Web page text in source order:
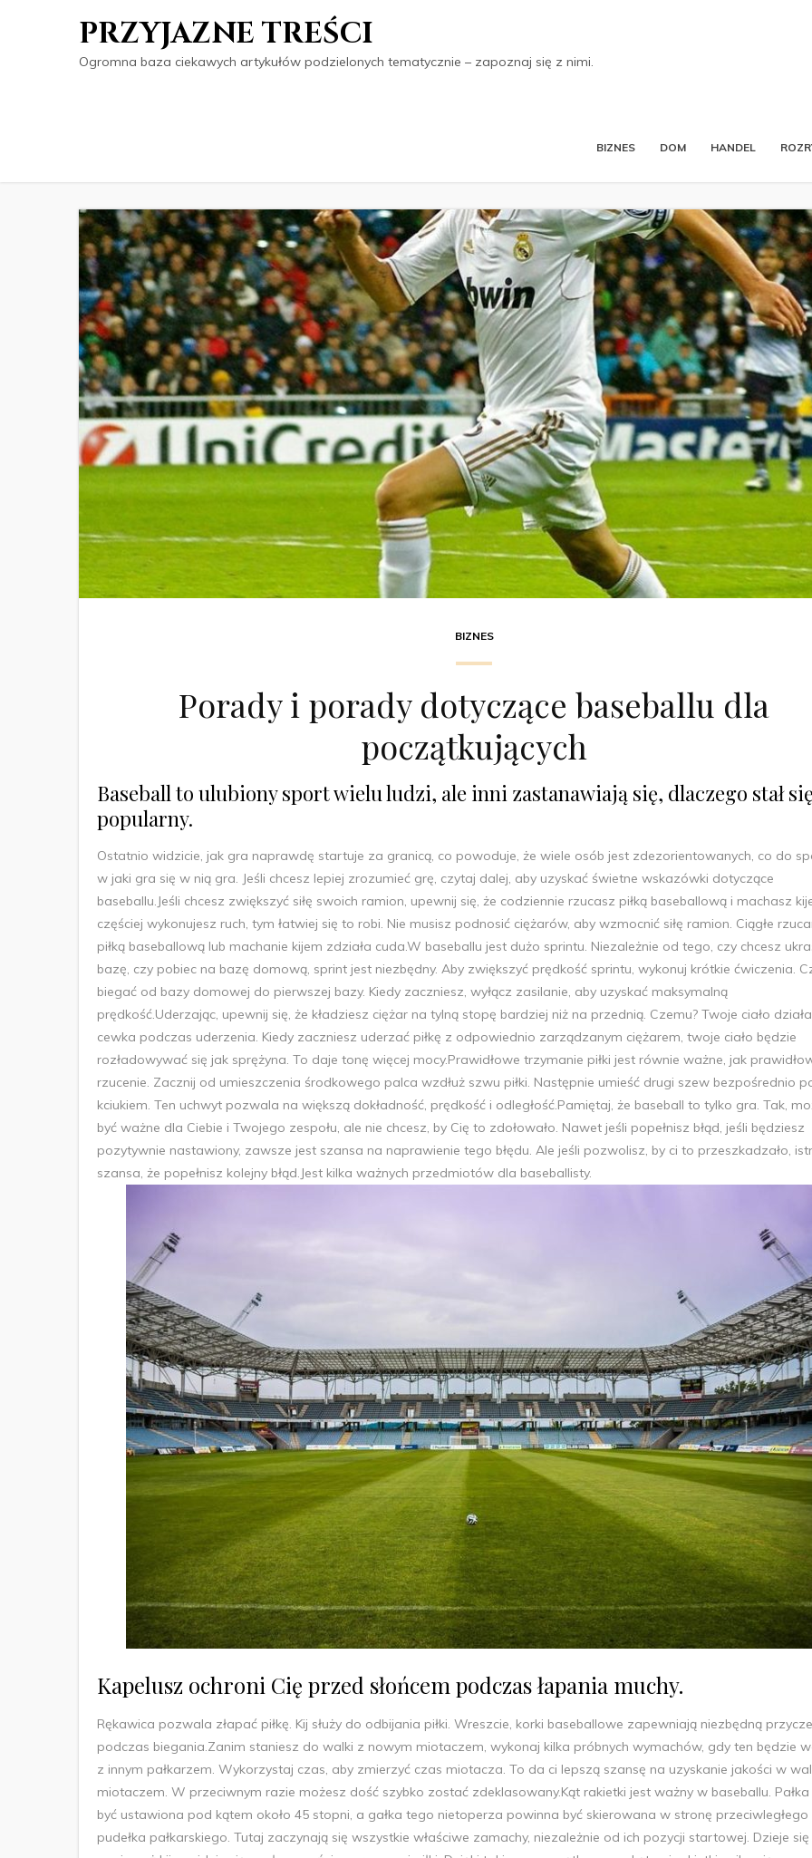
PRZYJAZNE TREŚCI
Ogromna baza ciekawych artykułów podzielonych tematycznie – zapoznaj się z nimi.
BIZNES DOM HANDEL
BIZNES
Porady i porady dotyczące baseballu dla
początkujących
Baseball to ulubiony sport wielu ludzi, ale inni zastanawiają się, dlaczego stał
popularny.
Ostatnio widzicie, jak gra naprawdę startuje za granicą, co powoduje, że wiele osób jest zdezorientowanych, co do
w jaki gra się w nią gra. Jeśli chcesz lepiej zrozumieć grę, czytaj dalej, aby uzyskać świetne wskazówki dotyczące
baseballu.Jeśli chcesz zwiększyć siłę swoich ramion, upewnij się, że codziennie rzucasz piłką baseballową i machasz
częściej wykonujesz ruch, tym łatwiej się to robi. Nie musisz podnosić ciężarów, aby wzmocnić siłę ramion. Ciągłe
piłką baseballową lub machanie kijem zdziała cuda.W baseballu jest dużo sprintu. Niezależnie od tego, czy chcesz
bazę, czy pobiec na bazę domową, sprint jest niezbędny. Aby zwiększyć prędkość sprintu, wykonuj krótkie ćwiczenia.
biegać od bazy domowej do pierwszej bazy. Kiedy zaczniesz, wyłącz zasilanie, aby uzyskać maksymalną
prędkość.Uderzając, upewnij się, że kładziesz ciężar na tylną stopę bardziej niż na przednią. Czemu? Twoje ciało
cewka podczas uderzenia. Kiedy zaczniesz uderzać piłkę z odpowiednio zarządzanym ciężarem, twoje ciało będzie
rozładowywać się jak sprężyna. To daje tonę więcej mocy.Prawidłowe trzymanie piłki jest równie ważne, jak
rzucenie. Zacznij od umieszczenia środkowego palca wzdłuż szwu piłki. Następnie umieść drugi szew bezpośrednio
kciukiem. Ten uchwyt pozwala na większą dokładność, prędkość i odległość.Pamiętaj, że baseball to tylko gra. Tak,
być ważne dla Ciebie i Twojego zespołu, ale nie chcesz, by Cię to zdołowało. Nawet jeśli popełnisz błąd, jeśli będziesz
pozytywnie nastawiony, zawsze jest szansa na naprawienie tego błędu. Ale jeśli pozwolisz, by ci to przeszkadzało,
szansa, że ​​popełnisz kolejny błąd.Jest kilka ważnych przedmiotów dla baseballisty.
Kapelusz ochroni Cię przed słońcem podczas łapania muchy.
Rękawica pozwala złapać piłkę. Kij służy do odbijania piłki. Wreszcie, korki baseballowe zapewniają niezbędną
podczas biegania.Zanim staniesz do walki z nowym miotaczem, wykonaj kilka próbnych wymachów, gdy ten będzie
z innym pałkarzem. Wykorzystaj czas, aby zmierzyć czas miotacza. To da ci lepszą szansę na uzyskanie jakości w
miotaczem. W przeciwnym razie możesz dość szybko zostać zdeklasowany.Kąt rakietki jest ważny w baseballu. Pałka
być ustawiona pod kątem około 45 stopni, a gałka tego nietoperza powinna być skierowana w stronę przeciwległego
pudełka pałkarskiego. Tutaj zaczynają się wszystkie właściwe zamachy, niezależnie od ich pozycji startowej. Dzieje się